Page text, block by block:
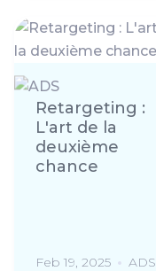
Retargeting :
L'art de la
deuxième
chance
Feb 19, 2025 ADS